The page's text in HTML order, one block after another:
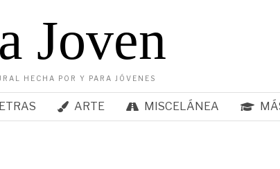
Joven
HECHA POR Y PARA JÓVENES
ARTE MISCELÁNEA